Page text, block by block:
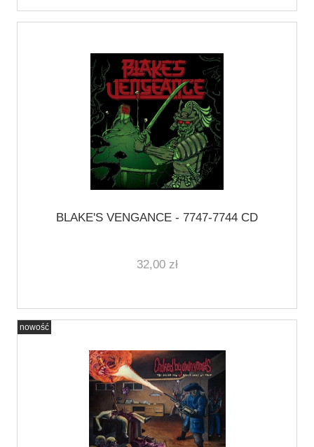
BLAKE'S VENGANCE - 7747-7744 CD
32,00 zł
nowość